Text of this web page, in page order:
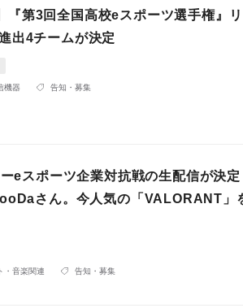
『第3回全国高校eスポーツ選手権』
出4チームが決定
機器 告知・募集
eスポーツ企業対抗戦の生配信が決
さん。今人気の「VALORANT」
・音楽関連 告知・募集